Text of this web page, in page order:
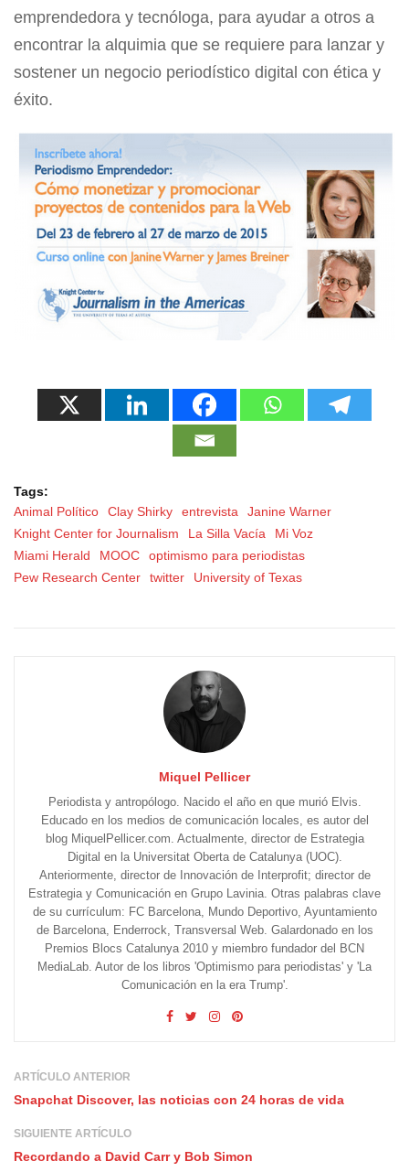
emprendedora y tecnóloga, para ayudar a otros a
encontrar la alquimia que se requiere para lanzar y
sostener un negocio periodístico digital con ética y
éxito.
Tags:
Animal Político
Clay Shirky entrevista
Janine Warner
Knight Center for Journalism
La Silla Vacía
Mi Voz
Miami Herald
MOOC
optimismo para periodistas
Pew Research Center
twitter University of Texas
Miquel Pellicer
Periodista y antropólogo. Nacido el año en que murió Elvis.
Educado en los medios de comunicación locales, es autor del
blog MiquelPellicer.com. Actualmente, director de Estrategia
Digital en la Universitat Oberta de Catalunya (UOC).
Anteriormente, director de Innovación de Interprofit; director de
Estrategia y Comunicación en Grupo Lavinia. Otras palabras clave
de su currículum: FC Barcelona, Mundo Deportivo, Ayuntamiento
de Barcelona, Enderrock, Transversal Web. Galardonado en los
Premios Blocs Catalunya 2010 y miembro fundador del BCN
MediaLab. Autor de los libros 'Optimismo para periodistas' y 'La
Comunicación en la era Trump'.
ARTÍCULO ANTERIOR
Snapchat Discover, las noticias con 24 horas de vida
SIGUIENTE ARTÍCULO
Recordando a David Carr y Bob Simon